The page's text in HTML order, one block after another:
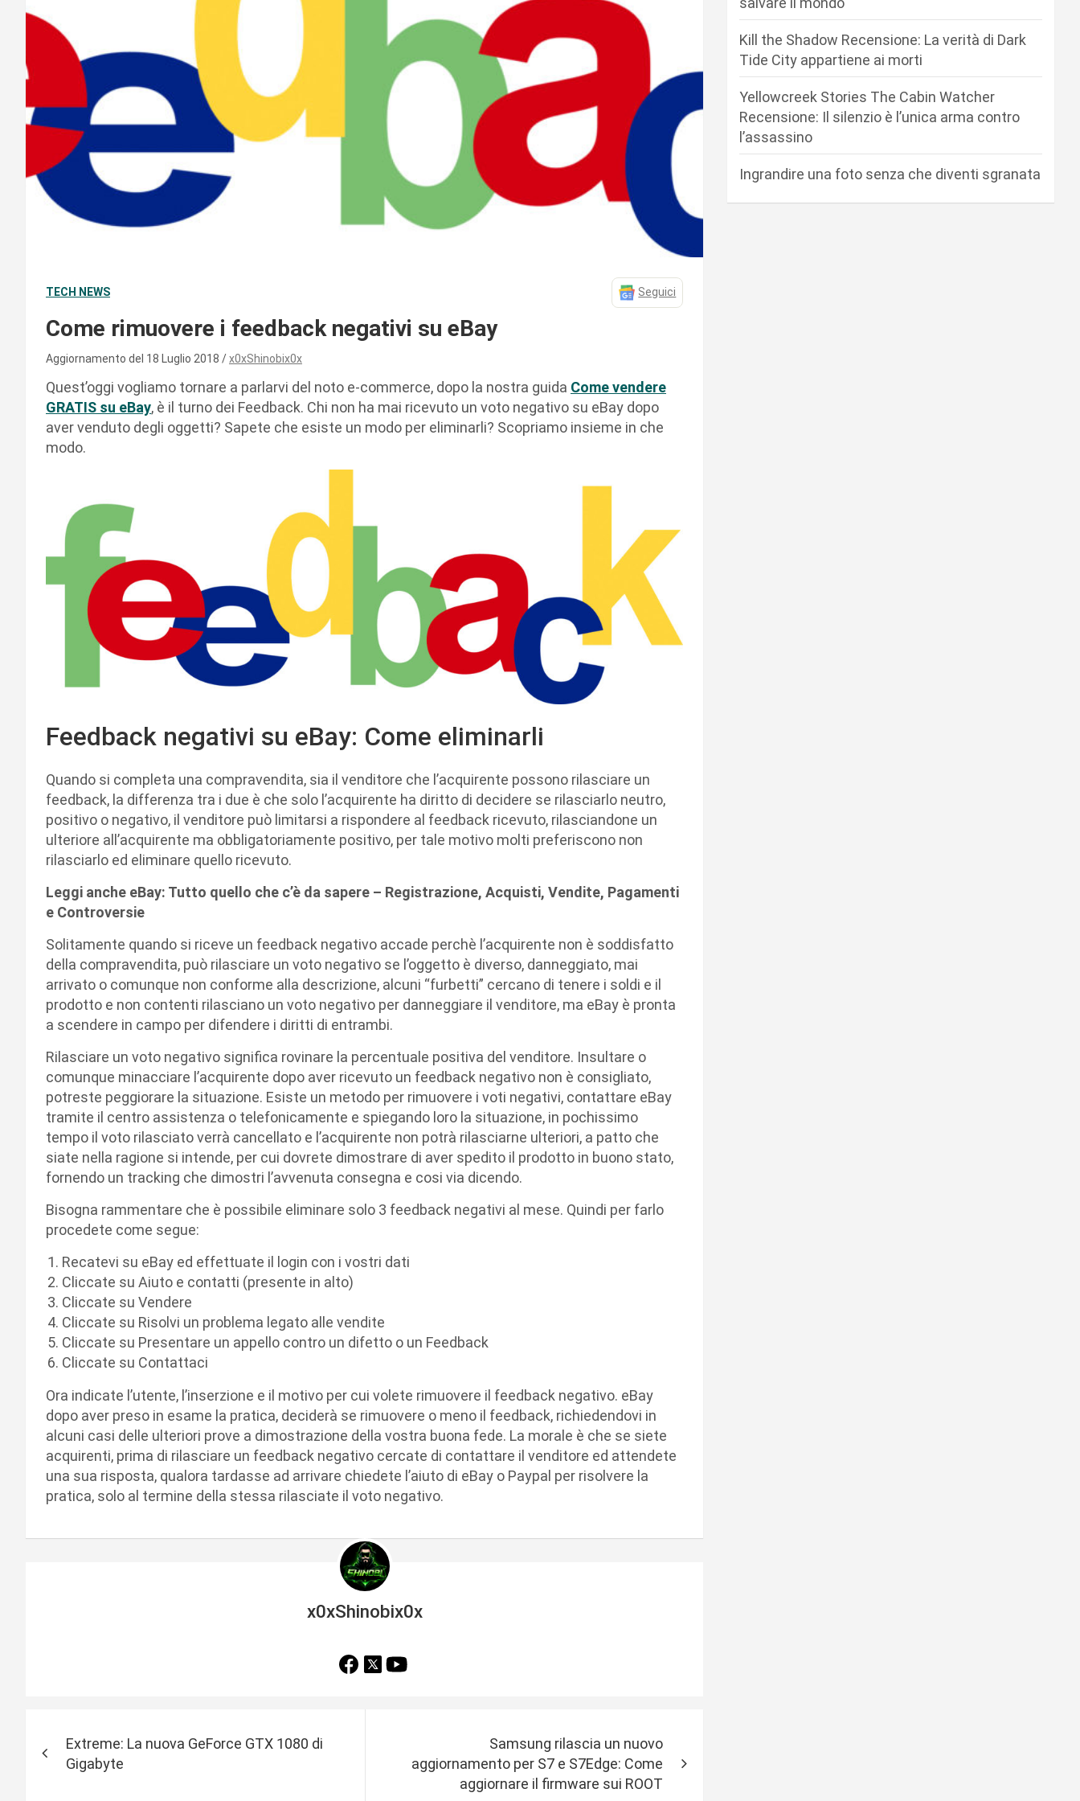
TECH NEWS Seguici
Come rimuovere i feedback negativi su eBay
Aggiornamento del 18 Luglio 2018 x0xShinobix0x
Quest’oggi vogliamo tornare a parlarvi del noto e-commerce, dopo la nostra guida Come vendere
GRATIS su eBay, è il turno dei Feedback. Chi non ha mai ricevuto un voto negativo su eBay dopo
aver venduto degli oggetti? Sapete che esiste un modo per eliminarli? Scopriamo insieme in che
modo.
Feedback negativi su eBay: Come eliminarli
Quando si completa una compravendita, sia il venditore che l’acquirente possono rilasciare un
feedback, la differenza tra i due è che solo l’acquirente ha diritto di decidere se rilasciarlo neutro,
positivo o negativo, il venditore può limitarsi a rispondere al feedback ricevuto, rilasciandone un
ulteriore all’acquirente ma obbligatoriamente positivo, per tale motivo molti preferiscono non
rilasciarlo ed eliminare quello ricevuto.
Leggi anche eBay: Tutto quello che c’è da sapere – Registrazione, Acquisti, Vendite, Pagamenti
e Controversie
Solitamente quando si riceve un feedback negativo accade perchè l’acquirente non è soddisfatto
della compravendita, può rilasciare un voto negativo se l’oggetto è diverso, danneggiato, mai
arrivato o comunque non conforme alla descrizione, alcuni “furbetti” cercano di tenere i soldi e il
prodotto e non contenti rilasciano un voto negativo per danneggiare il venditore, ma eBay è pronta
a scendere in campo per difendere i diritti di entrambi.
Rilasciare un voto negativo significa rovinare la percentuale positiva del venditore. Insultare o
comunque minacciare l’acquirente dopo aver ricevuto un feedback negativo non è consigliato,
potreste peggiorare la situazione. Esiste un metodo per rimuovere i voti negativi, contattare eBay
tramite il centro assistenza o telefonicamente e spiegando loro la situazione, in pochissimo
tempo il voto rilasciato verrà cancellato e l’acquirente non potrà rilasciarne ulteriori, a patto che
siate nella ragione si intende, per cui dovrete dimostrare di aver spedito il prodotto in buono stato,
fornendo un tracking che dimostri l’avvenuta consegna e cosi via dicendo.
Bisogna rammentare che è possibile eliminare solo 3 feedback negativi al mese. Quindi per farlo
procedete come segue:
Recatevi su eBay ed effettuate il login con i vostri dati
Cliccate su Aiuto e contatti (presente in alto)
Cliccate su Vendere
Cliccate su Risolvi un problema legato alle vendite
Cliccate su Presentare un appello contro un difetto o un Feedback
Cliccate su Contattaci
Ora indicate l’utente, l’inserzione e il motivo per cui volete rimuovere il feedback negativo. eBay
dopo aver preso in esame la pratica, deciderà se rimuovere o meno il feedback, richiedendovi in
alcuni casi delle ulteriori prove a dimostrazione della vostra buona fede. La morale è che se siete
acquirenti, prima di rilasciare un feedback negativo cercate di contattare il venditore ed attendete
una sua risposta, qualora tardasse ad arrivare chiedete l’aiuto di eBay o Paypal per risolvere la
pratica, solo al termine della stessa rilasciate il voto negativo.
x0xShinobix0x
Extreme: La nuova GeForce GTX 1080 di
Gigabyte
Samsung rilascia un nuovo
aggiornamento per S7 e S7Edge: Come
aggiornare il firmware sui ROOT
Kill the Shadow Recensione: La verità di Dark
Tide City appartiene ai morti
Yellowcreek Stories The Cabin Watcher
Recensione: Il silenzio è l’unica arma contro
l’assassino
Ingrandire una foto senza che diventi sgranata